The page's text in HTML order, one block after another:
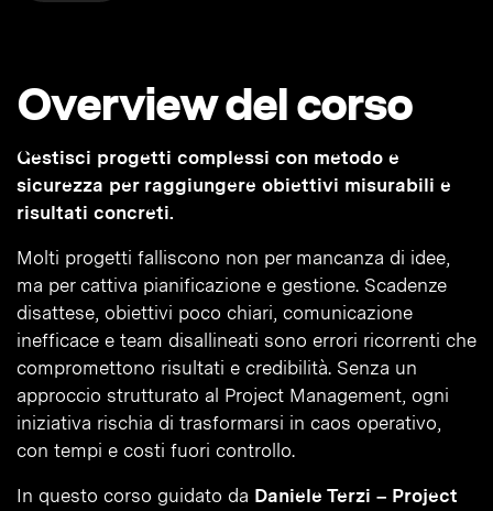
Overview del corso
Gestisci progetti complessi con metodo e
sicurezza per raggiungere obiettivi misurabili e
risultati concreti.
Molti progetti falliscono non per mancanza di idee,
ma per cattiva pianificazione e gestione. Scadenze
disattese, obiettivi poco chiari, comunicazione
inefficace e team disallineati sono errori ricorrenti che
compromettono risultati e credibilità. Senza un
approccio strutturato al Project Management, ogni
iniziativa rischia di trasformarsi in caos operativo,
con tempi e costi fuori controllo.
In questo corso guidato da Daniele Terzi – Project